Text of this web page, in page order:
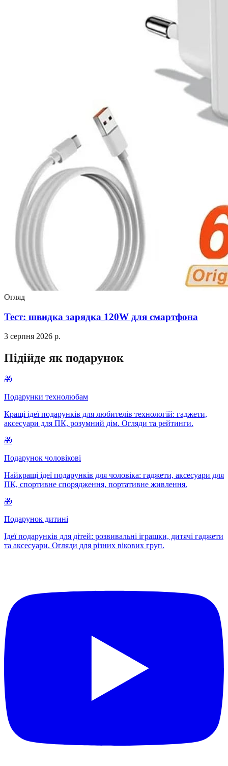
Огляд
Тест: швидка зарядка 120W для смартфона
3 серпня 2026 р.
Підійде як подарунок
🎁
Подарунки технолюбам
Кращі ідеї подарунків для любителів технологій: гаджети,
аксесуари для ПК, розумний дім. Огляди та рейтинги.
🎁
Подарунок чоловікові
Найкращі ідеї подарунків для чоловіка: гаджети, аксесуари для
ПК, спортивне спорядження, портативне живлення.
🎁
Подарунок дитині
Ідеї подарунків для дітей: розвивальні іграшки, дитячі гаджети
та аксесуари. Огляди для різних вікових груп.